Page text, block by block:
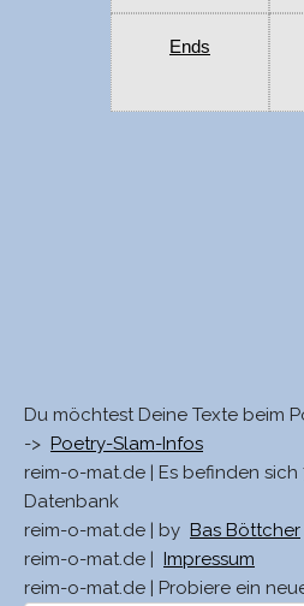
Ends
Du möchtest Deine Texte beim
-> Poetry-Slam-Infos
reim-o-mat.de | Es befinden sich
Datenbank
reim-o-mat.de | by Bas Böttcher
reim-o-mat.de |
Impressum
reim-o-mat.de | Probiere ein